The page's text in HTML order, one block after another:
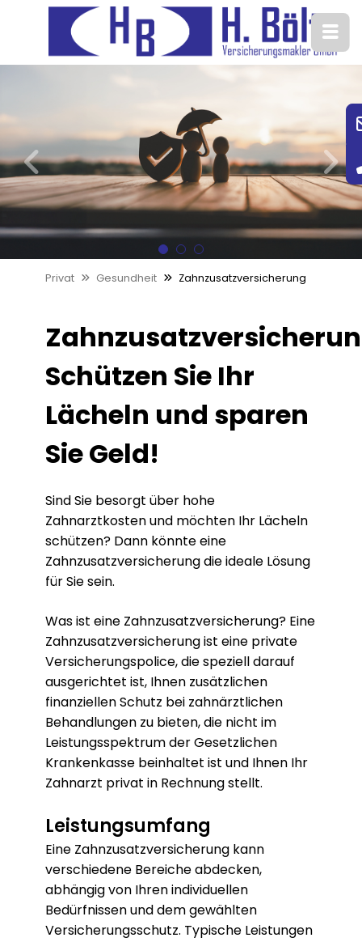
1 2 3
Privat Gesundheit Zahnzusatzversicherung
Schützen Sie Ihr
Lächeln und sparen
Sie Geld!
Sind Sie besorgt über hohe
Zahnarztkosten und möchten Ihr Lächeln
schützen? Dann könnte eine
Zahnzusatzversicherung die ideale Lösung
für Sie sein.
Was ist eine Zahnzusatzversicherung? Eine
Zahnzusatzversicherung ist eine private
Versicherungspolice, die speziell darauf
ausgerichtet ist, Ihnen zusätzlichen
finanziellen Schutz bei zahnärztlichen
Behandlungen zu bieten, die nicht im
Leistungsspektrum der Gesetzlichen
Krankenkasse beinhaltet ist und Ihnen Ihr
Zahnarzt privat in Rechnung stellt.
Leistungsumfang
Eine Zahnzusatzversicherung kann
verschiedene Bereiche abdecken,
abhängig von Ihren individuellen
Bedürfnissen und dem gewählten
Versicherungsschutz. Typische Leistungen